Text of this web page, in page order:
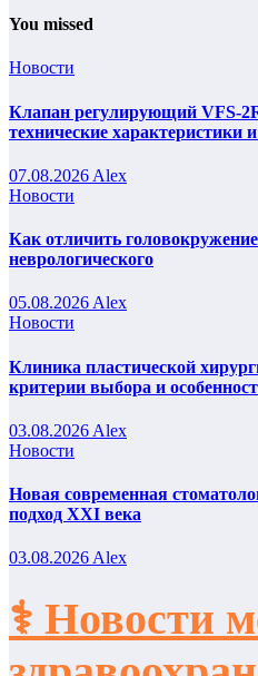
You missed
Новости
Клапан регулирующий VFS-
технические характеристики
07.08.2026 Alex
Новости
Как отличить
неврологического
05.08.2026 Alex
Новости
Клиника пластической
критерии выбора и
03.08.2026 Alex
Новости
Новая современная
подход XXI века
03.08.2026Alex
⚕️ Новости